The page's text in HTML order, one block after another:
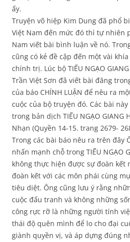
ấy.
Truyện võ hiệp Kim Dung đã phổ
Việt Nam đến mức đó thì tự nhiên
Nam viết bài bình luận về nó.
cũng có kẻ đề cập đến một vài
chính trị. Lúc bộ TIẾU NGẠO
Trần Việt Sơn đã viết bài đăng
của báo CHÍNH LUẬN để nêu ra
cuộc của bộ truyện đó. Các bài
trong bản dịch TIẾU NGẠO GIANG
Nhạn (Quyền 14-15. trang 2679-
Trong các bài báo nêu ra trên đây
nhấn mạnh chỗ trong TIẾU NGẠO
không thực hiện được sự đoàn kết
đoàn kết với các môn phái cùng
tiêu diệt. Ông cũng lưu ý rằng
cuộc đấu tranh và không những
công rực rỡ là những người tính
thái độ quên mình để lo cho đại
giành quyền vị, và áp dựng đúng